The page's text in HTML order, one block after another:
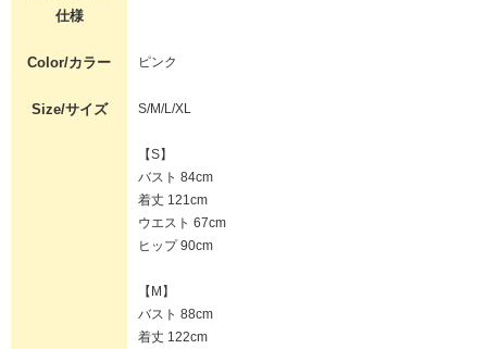
仕様
Color/カラー ピンク
Size/サイズ S/M/L/XL
【S】
バスト 84cm
着丈 121cm
ウエスト 67cm
ヒップ 90cm
【M】
バスト 88cm
着丈 122cm